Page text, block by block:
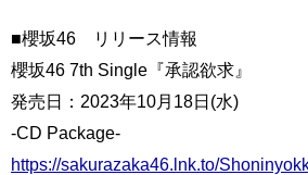
■櫻坂46 リリース情報
櫻坂46 7th Single『承認欲求』
発売日：2023年10月18日(水)
-CD Package-
https://sakurazaka46.lnk.to/